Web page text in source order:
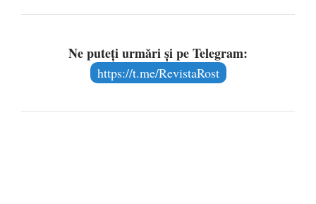
Ne puteți urmări și pe Telegram:
https://t.me/RevistaRost